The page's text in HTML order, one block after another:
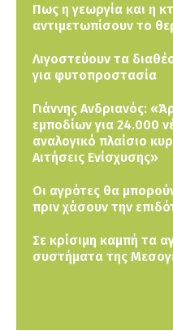
Πως η γεωργία και η
αντιμετωπίσουν το
Λιγοστεύουν τα
για φυτοπροστασία
Γιάννης Ανδριανός:
εμποδίων για 24.000
αναλογικό πλαίσιο
Αιτήσεις Ενίσχυσης»
Οι αγρότες θα
πριν χάσουν την
Σε κρίσιμη καμπή τα
συστήματα της